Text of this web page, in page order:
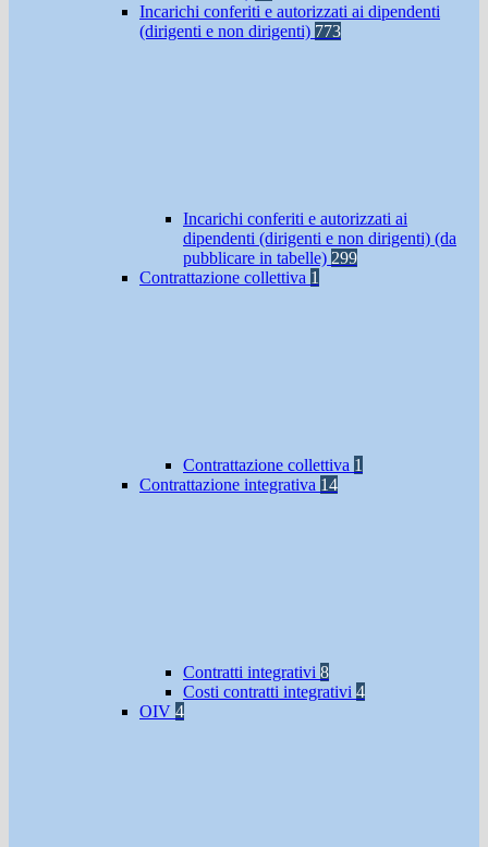
Incarichi conferiti e autorizzati ai dipendenti
(dirigenti e non dirigenti) 773
Incarichi conferiti e autorizzati ai
dipendenti (dirigenti e non dirigenti) (da
pubblicare in tabelle) 299
Contrattazione collettiva 1
Contrattazione collettiva 1
Contrattazione integrativa 14
Contratti integrativi 8
Costi contratti integrativi 4
OIV 4